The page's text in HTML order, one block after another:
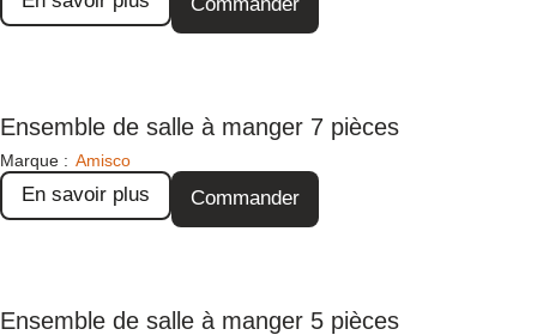
Ensemble de salle à manger 7 pièces
Marque : Amisco
En savoir plus Commander
Ensemble de salle à manger 5 pièces